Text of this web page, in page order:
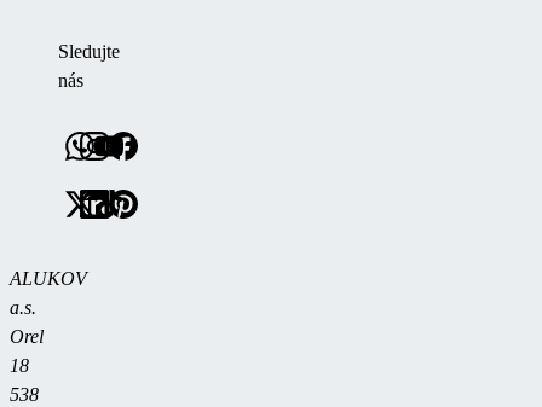
Sledujte
nás
ALUKOV
a.s.
Orel
18
538